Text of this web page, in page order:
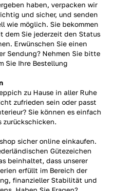
haben, verpacken wir
und sicher, und senden
wie möglich. Sie bekommen
dem Sie jederzeit den Status
Erwünschen Sie einen
Sendung? Nehmen Sie bitte
Sie Ihre Bestellung
zu Hause in aller Ruhe
zufrieden sein oder passt
Sie können es einfach
zurückschicken.
sicher online einkaufen.
Gütezeichen
beinhaltet, dass unserer
erfüllt im Bereich der
finanzieller Stabilität und